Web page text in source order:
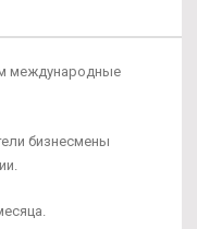
международные
бизнесмены